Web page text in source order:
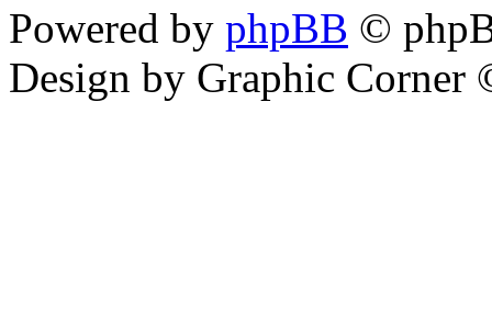
Powered by phpBB ©
Design by Graphic Corner